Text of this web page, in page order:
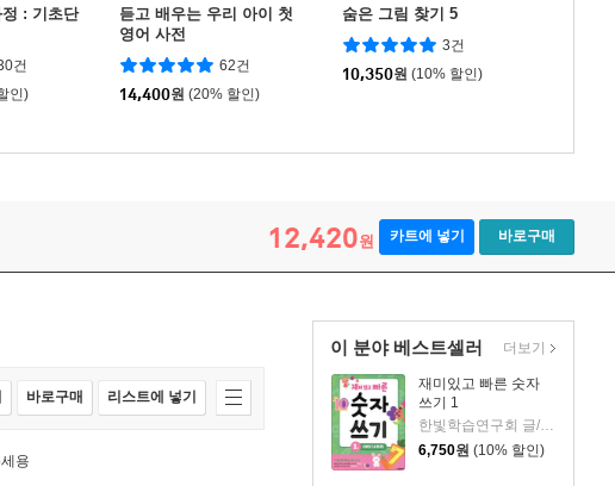
: 기초단
건
인)
듣고 배우는 우리 아이 첫
영어 사전
62건
14,400원 (20% 할인)
숨은 그림 찾기 5
3건
10,350원 (10% 할인)
12,420원 카트에 넣기 바로구매
이 분야 베스트셀러
재미있고 빠른 숫자
쓰기 1
한빛학습연구회 글/최은서 그림
6,750원 (10% 할인)
더보기
바로구매 리스트에 넣기
용